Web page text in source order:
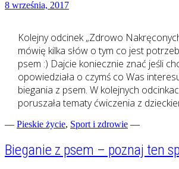
8 września, 2017
Kolejny odcinek „Zdrowo
mówię kilka słów o tym co jest
psem :) Dajcie koniecznie znać jeśli
opowiedziała o czymś co Was
biegania z psem. W kolejnych
poruszała tematy ćwiczenia z
— Pieskie życie, Sport i zdrowie —
Bieganie z psem – poznaj ten